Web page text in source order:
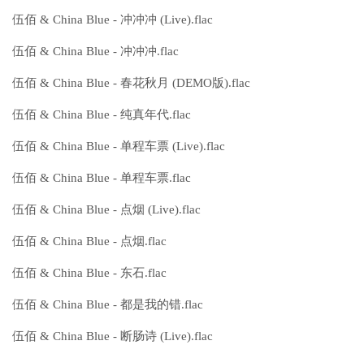
伍佰 & China Blue - 冲冲冲 (Live).flac
伍佰 & China Blue - 冲冲冲.flac
伍佰 & China Blue - 春花秋月 (DEMO版).flac
伍佰 & China Blue - 纯真年代.flac
伍佰 & China Blue - 单程车票 (Live).flac
伍佰 & China Blue - 单程车票.flac
伍佰 & China Blue - 点烟 (Live).flac
伍佰 & China Blue - 点烟.flac
伍佰 & China Blue - 东石.flac
伍佰 & China Blue - 都是我的错.flac
伍佰 & China Blue - 断肠诗 (Live).flac